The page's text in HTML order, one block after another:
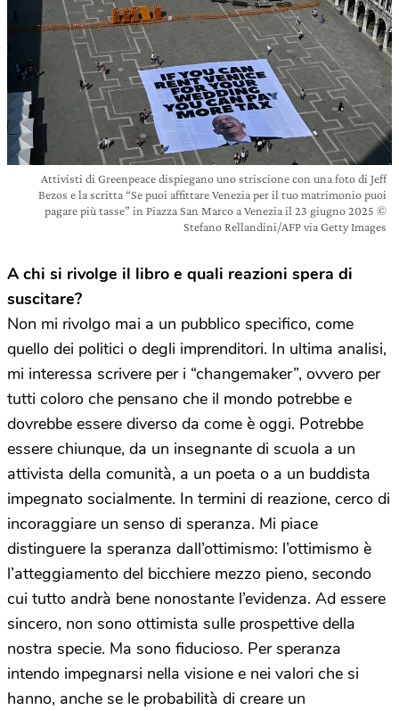
Attivisti di Greenpeace dispiegano uno striscione con una foto di Jeff
Bezos e la scritta “Se puoi affittare Venezia per il tuo matrimonio puoi
pagare più tasse” in Piazza San Marco a Venezia il 23 giugno 2025 ©
Stefano Rellandini/AFP via Getty Images
A chi si rivolge il libro e quali reazioni spera di
suscitare?
Non mi rivolgo mai a un pubblico specifico, come
quello dei politici o degli imprenditori. In ultima analisi,
mi interessa scrivere per i “changemaker”, ovvero per
tutti coloro che pensano che il mondo potrebbe e
dovrebbe essere diverso da come è oggi. Potrebbe
essere chiunque, da un insegnante di scuola a un
attivista della comunità, a un poeta o a un buddista
impegnato socialmente. In termini di reazione, cerco di
incoraggiare un senso di speranza. Mi piace
distinguere la speranza dall’ottimismo: l’ottimismo è
l’atteggiamento del bicchiere mezzo pieno, secondo
cui tutto andrà bene nonostante l’evidenza. Ad essere
sincero, non sono ottimista sulle prospettive della
nostra specie. Ma sono fiducioso. Per speranza
intendo impegnarsi nella visione e nei valori che si
hanno, anche se le probabilità di creare un